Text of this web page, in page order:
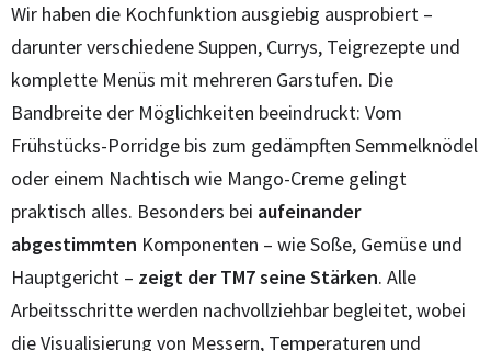
Wir haben die Kochfunktion ausgiebig ausprobiert –
darunter verschiedene Suppen, Currys, Teigrezepte und
komplette Menüs mit mehreren Garstufen. Die
Bandbreite der Möglichkeiten beeindruckt: Vom
Frühstücks-Porridge bis zum gedämpften Semmelknödel
oder einem Nachtisch wie Mango-Creme gelingt
praktisch alles. Besonders bei aufeinander
abgestimmten Komponenten – wie Soße, Gemüse und
Hauptgericht – zeigt der TM7 seine Stärken. Alle
Arbeitsschritte werden nachvollziehbar begleitet, wobei
die Visualisierung von Messern, Temperaturen und